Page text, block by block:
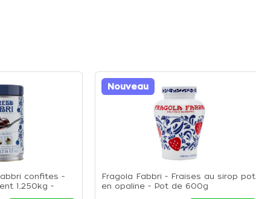
confites -
1,250kg -
Nouveau
Fragola Fabbri - Fraises au sirop pot
en opaline - Pot de 600g